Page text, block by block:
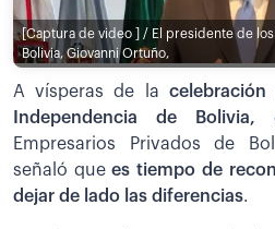
[Captura de video ] / El presidente de
Bolivia, Giovanni Ortuño,
A vísperas de la
Independencia de Bolivia,
Empresarios Privados de
señaló quees tiempo de
dejar de lado las diferencias.